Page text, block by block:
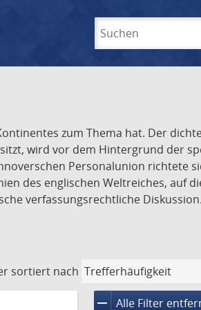
zum Thema hat. Der
wird vor dem Hintergrund der
Personalunion richtete
des englischen Weltreiches, auf
verfassungsrechtliche Diskussion.
sortiert nach
remove Alle Filter